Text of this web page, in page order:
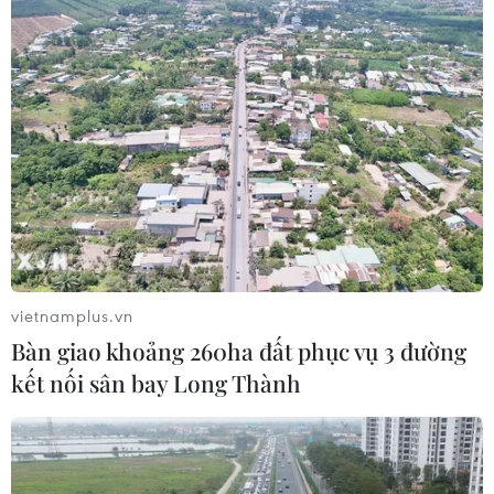
Indonesia thua đau
04/08/2026 02:32
'Hủy diệt' Indonesia 3-0, tuyển Việt
Nam khẳng định vị thế nhà vô địch
ASEAN Cup
03/08/2026 15:39
Xem thêm
CƠ QUAN CHỦ QUẢN: THÔNG TẤN XÃ VIỆT NAM
vietnamplus.vn
Bàn giao khoảng 260ha đất phục vụ 3 đường
kết nối sân bay Long Thành